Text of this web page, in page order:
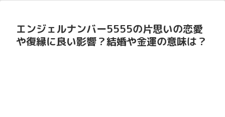
エンジェルナンバー5555の片思いの恋愛
や復縁に良い影響？結婚や金運の意味は？